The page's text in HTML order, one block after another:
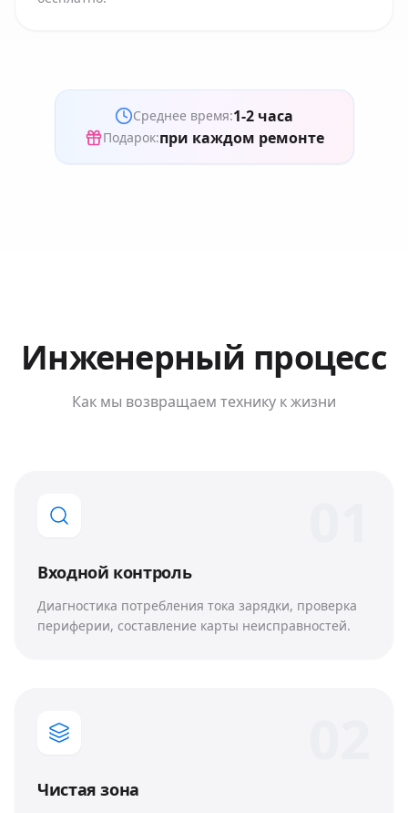
Среднее время:1-2 часа
Подарок:при каждом ремонте
Инженерный процесс
Как мы возвращаем технику к жизни
Входной контроль
Диагностика потребления тока зарядки, проверка
периферии, составление карты неисправностей.
Чистая зона